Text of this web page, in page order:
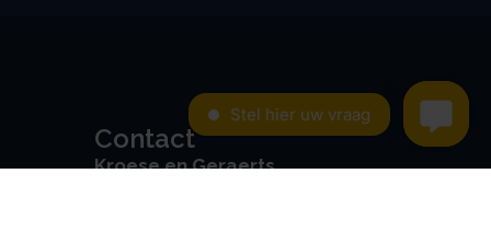
Contact
Kroese en Geraerts